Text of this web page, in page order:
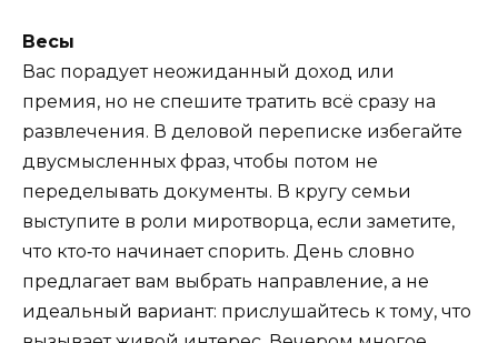
Весы
Вас порадует неожиданный доход или
премия, но не спешите тратить всё сразу на
развлечения. В деловой переписке избегайте
двусмысленных фраз, чтобы потом не
переделывать документы. В кругу семьи
выступите в роли миротворца, если заметите,
что кто‑то начинает спорить. День словно
предлагает вам выбрать направление, а не
идеальный вариант: прислушайтесь к тому, что